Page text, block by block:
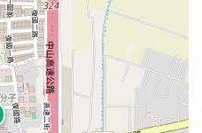
5 年以下